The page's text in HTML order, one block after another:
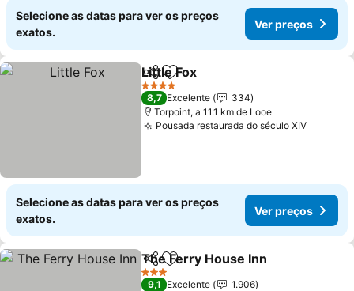
Selecione as datas para ver os preços
exatos.
Ver preços
PartilharAdicionar aos favoritos
Little Fox
4 Estrelas
8,7 Excelente
334
Torpoint, a 11.1 km de Looe
Pousada restaurada do século XIV
Selecione as datas para ver os preços
exatos.
Ver preços
PartilharAdicionar aos favoritos
The Ferry House Inn
3 Estrelas
9,1 Excelente
1.906